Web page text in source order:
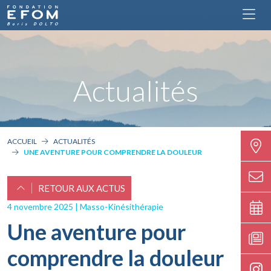
Actualités
ACCUEIL
ACTUALITÉS
UNE AVENTURE POUR COMPRENDRE LA DOULEUR
RETOUR AUX ACTUS
4 novembre 2025 | Masso-Kinésithérapie
Une aventure pour
comprendre la douleur